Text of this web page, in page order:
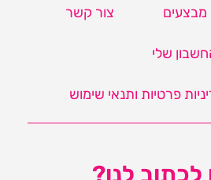
מבצעים צור קשר
שלי
פרטיות ותנאי שימוש